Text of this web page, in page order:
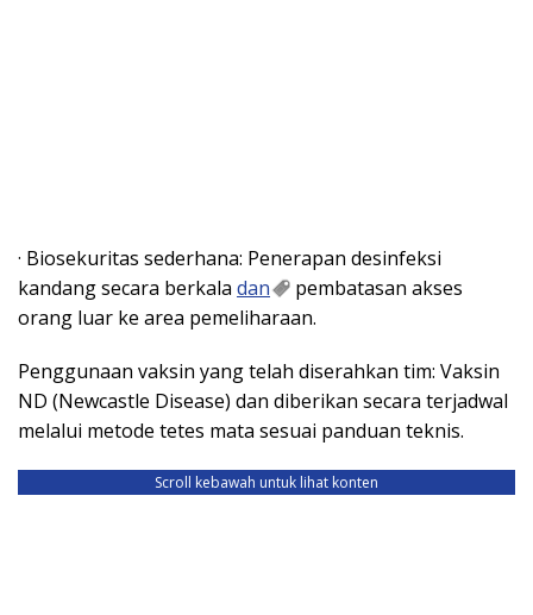
· Biosekuritas sederhana: Penerapan desinfeksi
kandang secara berkala dan
pembatasan akses
orang luar ke area pemeliharaan.
Penggunaan vaksin yang telah diserahkan tim: Vaksin
ND (Newcastle Disease) dan diberikan secara terjadwal
melalui metode tetes mata sesuai panduan teknis.
Scroll kebawah untuk lihat konten